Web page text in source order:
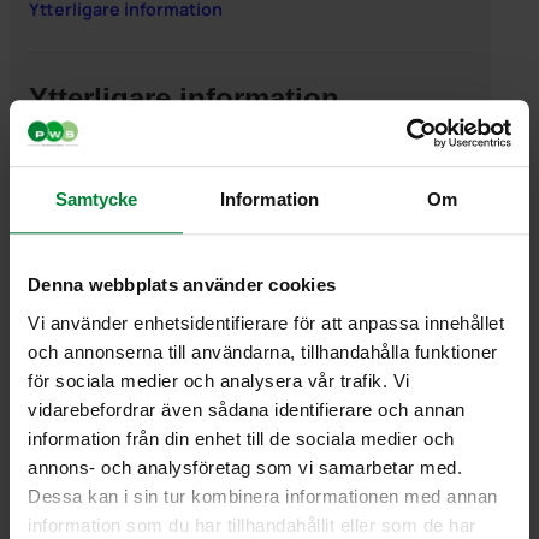
Samtycke Information Om
Denna webbplats använder cookies
Vi använder enhetsidentifierare för att anpassa innehållet
och annonserna till användarna, tillhandahålla funktioner
för sociala medier och analysera vår trafik. Vi
vidarebefordrar även sådana identifierare och annan
information från din enhet till de sociala medier och
annons- och analysföretag som vi samarbetar med.
Dessa kan i sin tur kombinera informationen med annan
information som du har tillhandahållit eller som de har
Ytterligare information
Ytterligare information
Vikt 6,000000 kg
PWS Nordic
PWS utvecklar
effektiva,
genomtänkta
och väl
fungerande
produkter och
tjänster för
Media
Dokumentbibliotek
Bildbank
Filmer
Forum
Information
Kontakt
Om PWS
Policy/Riktlinjer
Personuppgifter
Impressum
Cookiepolicy